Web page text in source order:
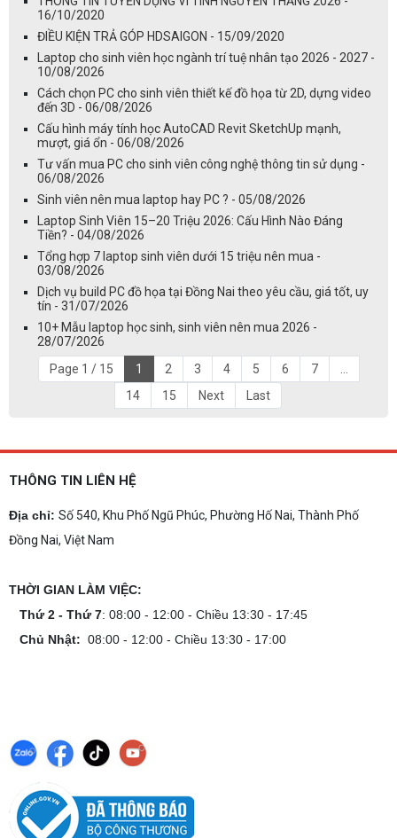
16/10/2020
ĐIỀU KIỆN TRẢ GÓP HDSAIGON - 15/09/2020
Laptop cho sinh viên học ngành trí tuệ nhân tạo 2026 - 2027 -
10/08/2026
Cách chọn PC cho sinh viên thiết kế đồ họa từ 2D, dựng video
đến 3D - 06/08/2026
Cấu hình máy tính học AutoCAD Revit SketchUp mạnh,
mượt, giá ổn - 06/08/2026
Tư vấn mua PC cho sinh viên công nghệ thông tin sử dụng -
06/08/2026
Sinh viên nên mua laptop hay PC ? - 05/08/2026
Laptop Sinh Viên 15–20 Triệu 2026: Cấu Hình Nào Đáng
Tiền? - 04/08/2026
Tổng hợp 7 laptop sinh viên dưới 15 triệu nên mua -
03/08/2026
Dịch vụ build PC đồ họa tại Đồng Nai theo yêu cầu, giá tốt, uy
tín - 31/07/2026
10+ Mẫu laptop học sinh, sinh viên nên mua 2026 -
28/07/2026
Page 1 / 15
1 2 3 4 5 6 7
14
15 Next Last
THÔNG TIN LIÊN HỆ
Địa chỉ: Số 540, Khu Phố Ngũ Phúc, Phường Hố Nai, Thành Phố
Đồng Nai, Việt Nam
THỜI GIAN LÀM VIỆC:
Thứ 2 - Thứ 7: 08:00 - 12:00 - Chiều 13:30 - 17:45
Chủ Nhật: 08:00 - 12:00 - Chiều 13:30 - 17:00